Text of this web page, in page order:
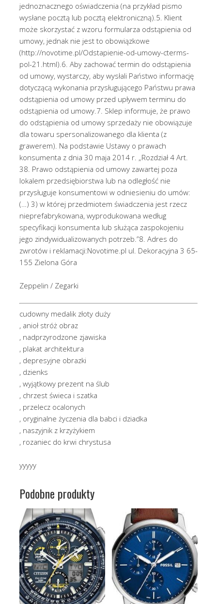
jednoznacznego oświadczenia (na przykład pismo
wysłane pocztą lub pocztą elektroniczną).5. Klient
może skorzystać z wzoru formularza odstąpienia od
umowy, jednak nie jest to obowiązkowe
(http://novotime.pl/Odstapienie-od-umowy-cterms-
pol-21.html).6. Aby zachować termin do odstąpienia
od umowy, wystarczy, aby wysłali Państwo informację
dotyczącą wykonania przysługującego Państwu prawa
odstąpienia od umowy przed upływem terminu do
odstąpienia od umowy.7. Sklep informuje, że prawo
do odstąpienia od umowy sprzedaży nie obowiązuje
dla towaru spersonalizowanego dla klienta (z
grawerem). Na podstawie Ustawy o prawach
konsumenta z dnia 30 maja 2014 r. „Rozdział 4 Art.
38. Prawo odstąpienia od umowy zawartej poza
lokalem przedsiębiorstwa lub na odległość nie
przysługuje konsumentowi w odniesieniu do umów:
(…) 3) w której przedmiotem świadczenia jest rzecz
nieprefabrykowana, wyprodukowana według
specyfikacji konsumenta lub służąca zaspokojeniu
jego zindywidualizowanych potrzeb.”8. Adres do
zwrotów i reklamacji:Novotime.pl ul. Dekoracyjna 3 65-
155 Zielona Góra
Zeppelin / Zegarki
cudowny medalik złoty duży
, anioł stróż obraz
, nadprzyrodzone zjawiska
, plakat architektura
, depresyjne obrazki
, dzienks
, wyjątkowy prezent na ślub
, chrzest świeca i szatka
, przelecz ocalonych
, oryginalne życzenia dla babci i dziadka
, naszyjnik z krzyżykiem
, rozaniec do krwi chrystusa
yyyyy
Podobne produkty